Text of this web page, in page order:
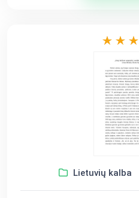
Lietuvių kalba